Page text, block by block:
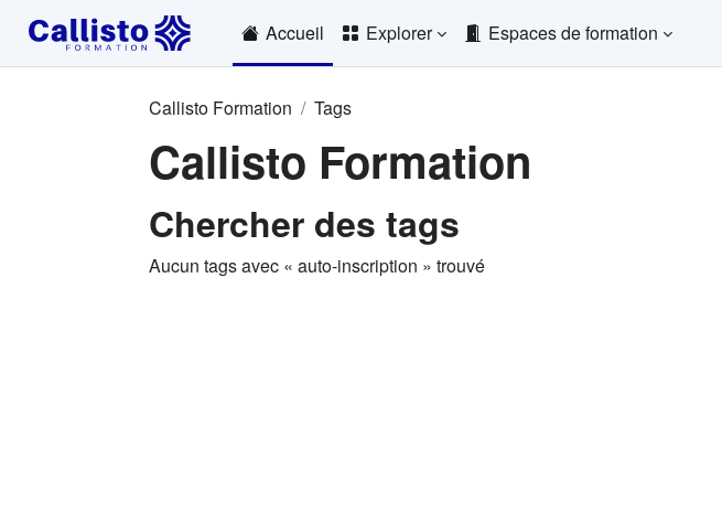
Passer au contenu principal
Accueil
Explorer Espaces de formation
Callisto Formation Tags
Callisto Formation
Chercher des tags
Aucun tags avec « auto-inscription » trouvé